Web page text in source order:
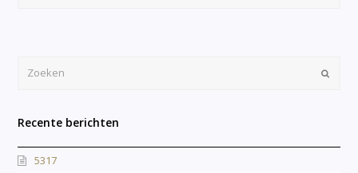
Recente berichten
5317